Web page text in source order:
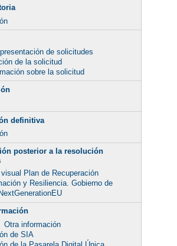
de solicitudes
de la solicitud
sobre la solicitud
definitiva
posterior a la resolución
visual Plan de Recuperación
y Resiliencia. Gobierno de
Otra información
de SIA